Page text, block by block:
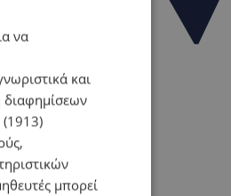
να
και
διαφημίσεων
(1913)
μπορεί